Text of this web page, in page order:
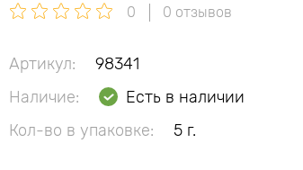
0 0 отзывов
Артикул:
98341
Наличие:
Есть в наличии
Кол-во в упаковке:
5 г.